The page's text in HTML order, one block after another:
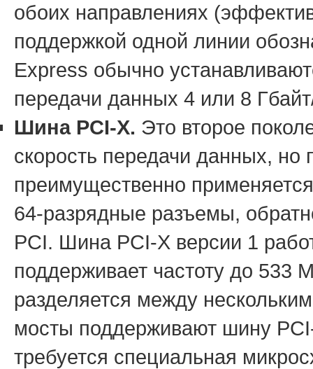
обоих направлениях
поддержкой одной линии
Express обычно
передачи данных 4 или 8
Шина PCI-X. Это второе
скорость передачи данных,
преимущественно
64-разрядные разъемы,
PCI. Шина PCI-X версии 1
поддерживает частоту до 533
разделяется между
мосты поддерживают шину
требуется специальная